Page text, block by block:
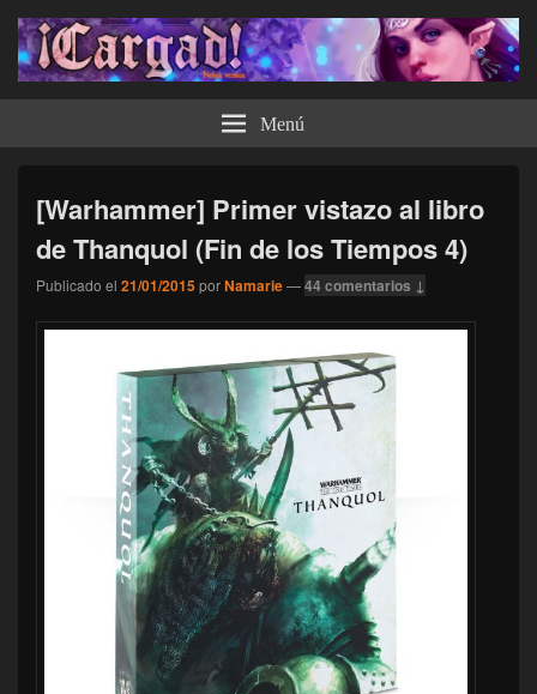
¡Cargad! Menú
[Warhammer] Primer vistazo al libro
de Thanquol (Fin de los Tiempos 4)
Publicado el 21/01/2015porNamarie—44 comentarios ↓